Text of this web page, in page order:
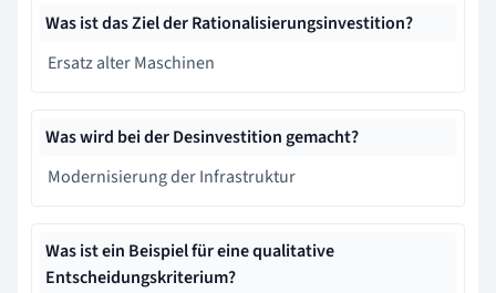
Was ist das Ziel der Rationalisierungsinvestition?
Ersatz alter Maschinen
Was wird bei der Desinvestition gemacht?
Modernisierung der Infrastruktur
Was ist ein Beispiel für eine qualitative
Entscheidungskriterium?